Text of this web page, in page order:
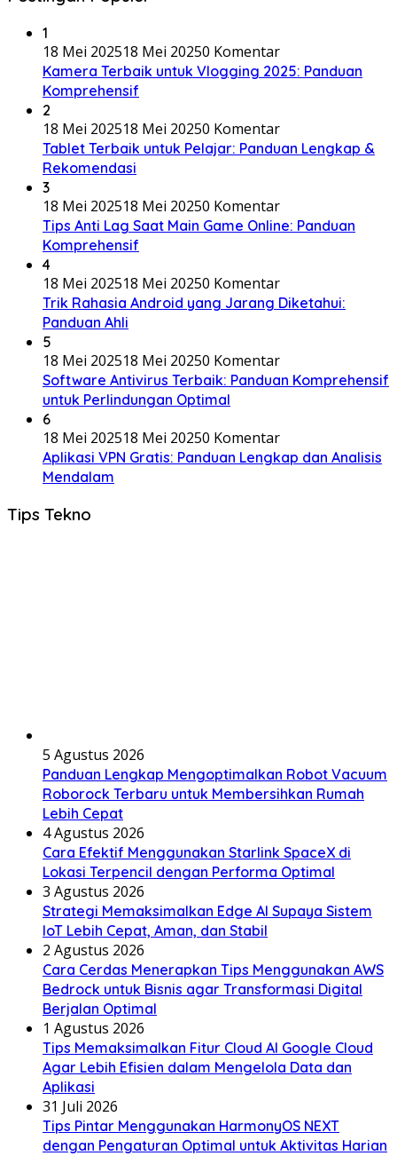
1
18 Mei 202518 Mei 20250 Komentar
Kamera Terbaik untuk Vlogging 2025: Panduan
Komprehensif
2
18 Mei 202518 Mei 20250 Komentar
Tablet Terbaik untuk Pelajar: Panduan Lengkap &
Rekomendasi
3
18 Mei 202518 Mei 20250 Komentar
Tips Anti Lag Saat Main Game Online: Panduan
Komprehensif
4
18 Mei 202518 Mei 20250 Komentar
Trik Rahasia Android yang Jarang Diketahui:
Panduan Ahli
5
18 Mei 202518 Mei 20250 Komentar
Software Antivirus Terbaik: Panduan Komprehensif
untuk Perlindungan Optimal
6
18 Mei 202518 Mei 20250 Komentar
Aplikasi VPN Gratis: Panduan Lengkap dan Analisis
Mendalam
Tips Tekno
5 Agustus 2026
Panduan Lengkap Mengoptimalkan Robot Vacuum
Roborock Terbaru untuk Membersihkan Rumah
Lebih Cepat
4 Agustus 2026
Cara Efektif Menggunakan Starlink SpaceX di
Lokasi Terpencil dengan Performa Optimal
3 Agustus 2026
Strategi Memaksimalkan Edge AI Supaya Sistem
IoT Lebih Cepat, Aman, dan Stabil
2 Agustus 2026
Cara Cerdas Menerapkan Tips Menggunakan AWS
Bedrock untuk Bisnis agar Transformasi Digital
Berjalan Optimal
1 Agustus 2026
Tips Memaksimalkan Fitur Cloud AI Google Cloud
Agar Lebih Efisien dalam Mengelola Data dan
Aplikasi
31 Juli 2026
Tips Pintar Menggunakan HarmonyOS NEXT
dengan Pengaturan Optimal untuk Aktivitas Harian